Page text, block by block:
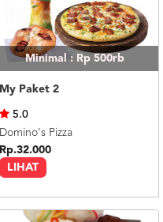
Minimal : Rp 500rb
My Paket 2
LIHAT
5.0
Domino's Pizza
Rp.32.000